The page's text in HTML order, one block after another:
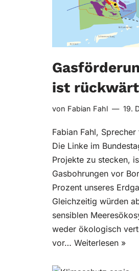
ist
von Fabian Fahl 19.
Fabian Fahl,
Die Linke im
Projekte zu stecken,
Gasbohrungen vor
Prozent unseres
Gleichzeitig würden
sensiblen
weder ökologisch
vor… Weiterlesen »